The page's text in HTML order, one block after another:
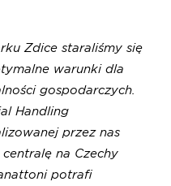
Zdice staraliśmy się
warunki dla
gospodarczych.
Handling
przez nas
na Czechy
potrafi